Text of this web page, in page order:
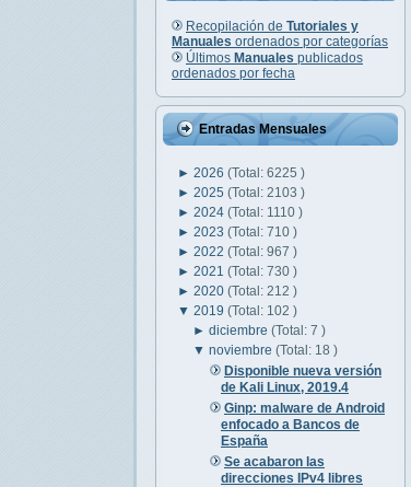
Recopilación de Tutoriales y
Manuales ordenados por categorías
Últimos Manuales publicados
ordenados por fecha
Entradas Mensuales
► 2026 (Total: 6225 )
► 2025 (Total: 2103 )
► 2024 (Total: 1110 )
► 2023 (Total: 710 )
► 2022 (Total: 967 )
► 2021 (Total: 730 )
► 2020 (Total: 212 )
▼ 2019 (Total: 102 )
►diciembre(Total: 7 )
▼noviembre(Total: 18 )
Disponible nueva versión
de Kali Linux, 2019.4
Ginp: malware de Android
enfocado a Bancos de
España
Se acabaron las
direcciones IPv4 libres